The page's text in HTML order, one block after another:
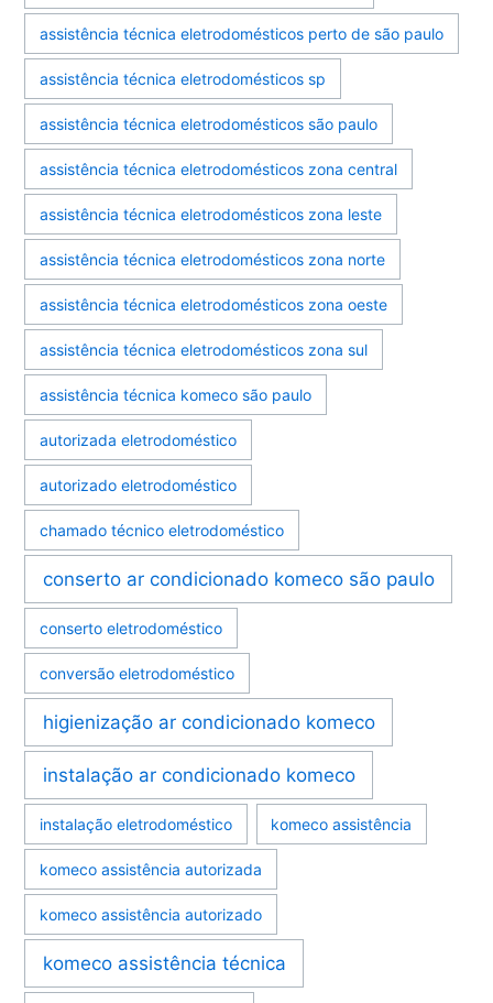
assistência técnica eletrodomésticos perto de são paulo
assistência técnica eletrodomésticos sp
assistência técnica eletrodomésticos são paulo
assistência técnica eletrodomésticos zona central
assistência técnica eletrodomésticos zona leste
assistência técnica eletrodomésticos zona norte
assistência técnica eletrodomésticos zona oeste
assistência técnica eletrodomésticos zona sul
assistência técnica komeco são paulo
autorizada eletrodoméstico
autorizado eletrodoméstico
chamado técnico eletrodoméstico
conserto ar condicionado komeco são paulo
conserto eletrodoméstico
conversão eletrodoméstico
higienização ar condicionado komeco
instalação ar condicionado komeco
instalação eletrodoméstico komeco assistência
komeco assistência autorizada
komeco assistência autorizado
komeco assistência técnica